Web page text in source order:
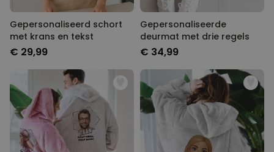
Gepersonaliseerd schort
met krans en tekst
€ 29,99
Gepersonaliseerde
deurmat met drie regels
€ 34,99